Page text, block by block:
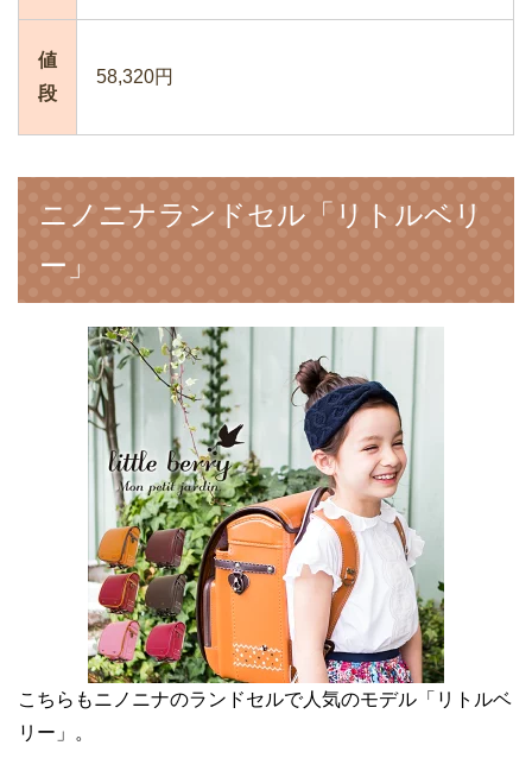
値
段
58,320円
ニノニナランドセル「リトルベリ
ー」
こちらもニノニナのランドセルで人気のモデル「リトルベ
リー」。